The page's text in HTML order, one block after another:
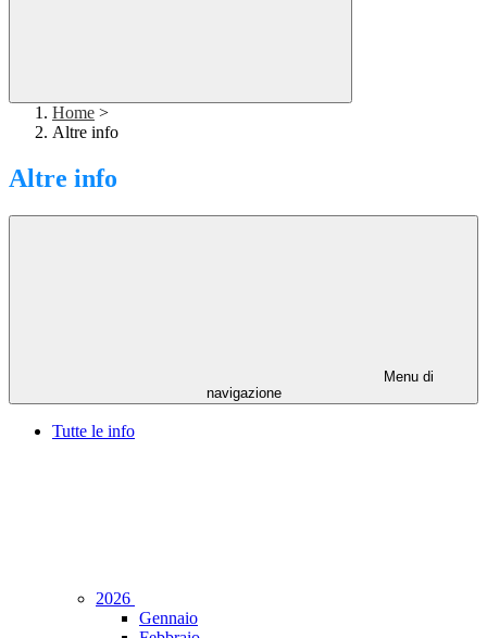
Home >
Altre info
Altre info
Menu di
navigazione
Tutte le info
2026
Gennaio